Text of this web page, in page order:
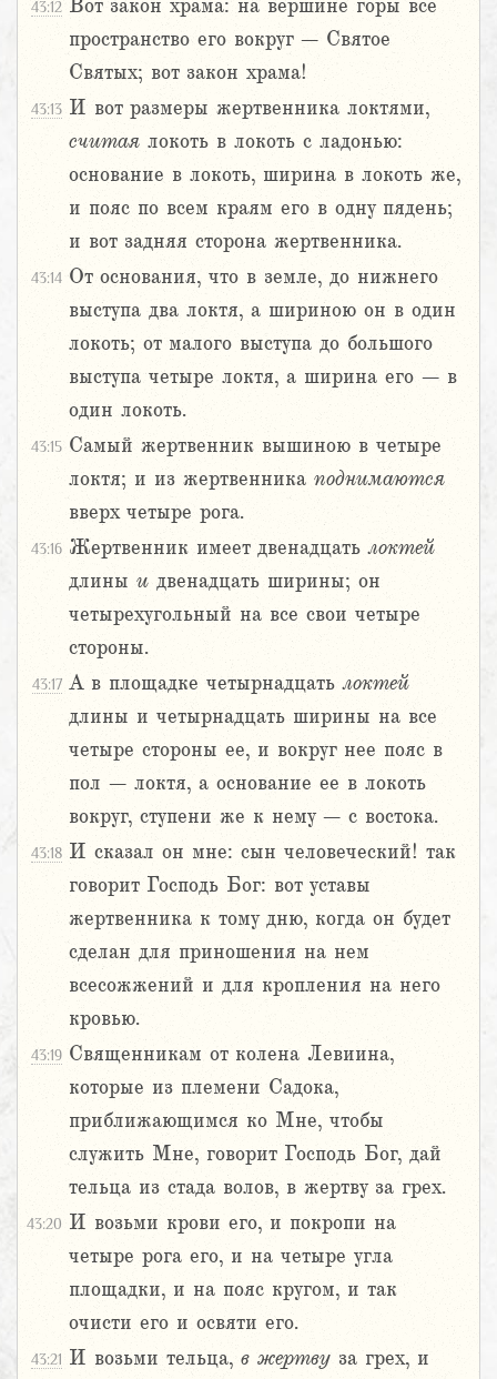
43:12 Вот закон храма: на вершине горы все
пространство его вокруг – Святое
Святых; вот закон храма!
43:13 И вот размеры жертвенника локтями,
считая локоть в локоть с ладонью:
основание в локоть, ширина в локоть же,
и пояс по всем краям его в одну пядень;
и вот задняя сторона жертвенника.
43:14 От основания, что в земле, до нижнего
выступа два локтя, а шириною он в один
локоть; от малого выступа до большого
выступа четыре локтя, а ширина его – в
один локоть.
43:15 Самый жертвенник вышиною в четыре
локтя; и из жертвенника поднимаются
вверх четыре рога.
43:16 Жертвенник имеет двенадцатьлоктей
длины и двенадцать ширины; он
четырехугольный на все свои четыре
стороны.
43:17 А в площадке четырнадцатьлоктей
длины и четырнадцать ширины на все
четыре стороны ее, и вокруг нее пояс в
пол – локтя, а основание ее в локоть
вокруг, ступени же к нему – с востока.
43:18 И сказал он мне: сын человеческий! так
говорит Господь Бог: вот уставы
жертвенника к тому дню, когда он будет
сделан для приношения на нем
всесожжений и для кропления на него
кровью.
43:19 Священникам от колена Левиина,
которые из племени Садока,
приближающимся ко Мне, чтобы
служить Мне, говорит Господь Бог, дай
тельца из стада волов, в жертву за грех.
43:20 И возьми крови его, и покропи на
четыре рога его, и на четыре угла
площадки, и на пояс кругом, и так
очисти его и освяти его.
43:21 И возьми тельца, в жертву за грех, и